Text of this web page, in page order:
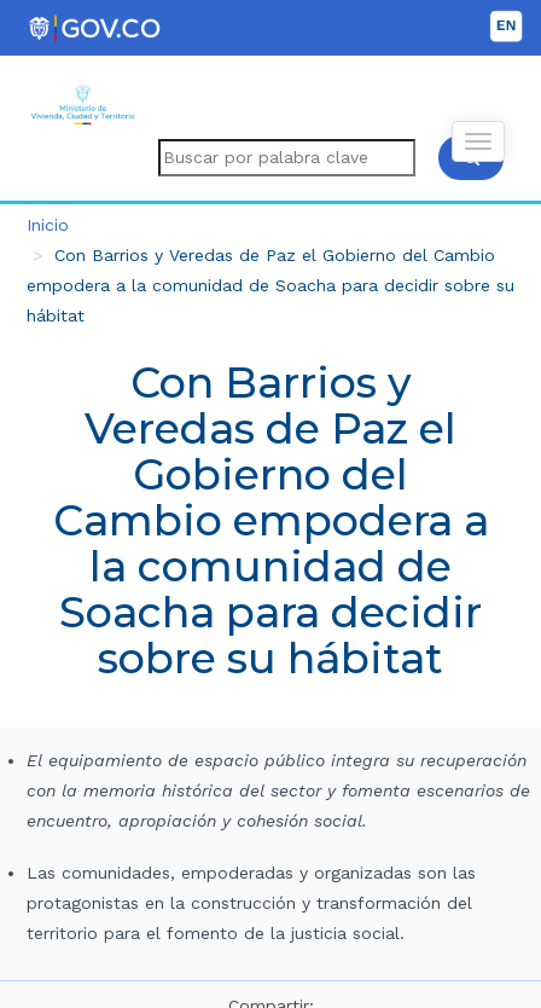
Inicio
Con Barrios y Veredas de Paz el Gobierno del Cambio
empodera a la comunidad de Soacha para decidir sobre su
hábitat
Con Barrios y
Veredas de Paz el
Gobierno del
Cambio empodera a
la comunidad de
Soacha para decidir
sobre su hábitat
El equipamiento de espacio público integra su recuperación
con la memoria histórica del sector y fomenta escenarios de
encuentro, apropiación y cohesión social.
Las comunidades, empoderadas y organizadas son las
protagonistas en la construcción y transformación del
territorio para el fomento de la justicia social.